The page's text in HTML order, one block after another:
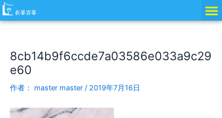
跳
至
8cb14b9f6ccde7a03586e033a9c29
e60
作者： master master / 2019年7月16日
Post
navigation